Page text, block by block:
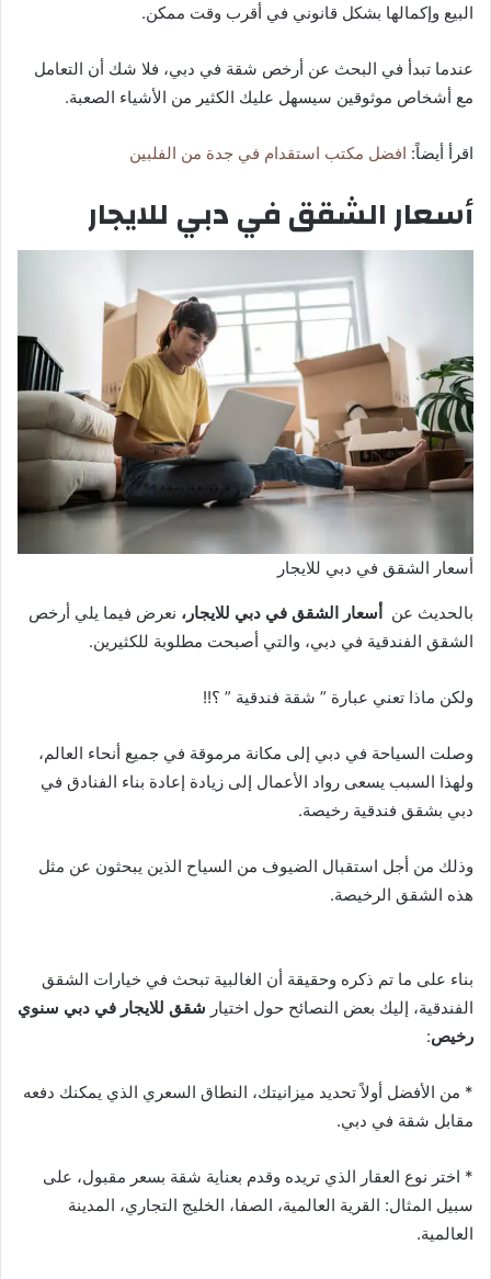
البيع وإكمالها بشكل قانوني في أقرب وقت ممكن.
عندما تبدأ في البحث عن أرخص شقة في دبي، فلا شك أن التعامل
مع أشخاص موثوقين سيسهل عليك الكثير من الأشياء الصعبة.
اقرأ أيضاً: افضل مكتب استقدام في جدة من الفلبين
أسعار الشقق في دبي للايجار
أسعار الشقق في دبي للايجار
بالحديث عن أسعار الشقق في دبي للايجار، نعرض فيما يلي أرخص
الشقق الفندقية في دبي، والتي أصبحت مطلوبة للكثيرين.
ولكن ماذا تعني عبارة ” شقة فندقية ” ؟!!
وصلت السياحة في دبي إلى مكانة مرموقة في جميع أنحاء العالم،
ولهذا السبب يسعى رواد الأعمال إلى زيادة إعادة بناء الفنادق في
دبي بشقق فندقية رخيصة.
وذلك من أجل استقبال الضيوف من السياح الذين يبحثون عن مثل
هذه الشقق الرخيصة.
بناء على ما تم ذكره وحقيقة أن الغالبية تبحث في خيارات الشقق
الفندقية، إليك بعض النصائح حول اختيار شقق للايجار في دبي سنوي
رخيص:
* من الأفضل أولاً تحديد ميزانيتك، النطاق السعري الذي يمكنك دفعه
مقابل شقة في دبي.
* اختر نوع العقار الذي تريده وقدم بعناية شقة بسعر مقبول، على
سبيل المثال: القرية العالمية، الصفا، الخليج التجاري، المدينة
العالمية.